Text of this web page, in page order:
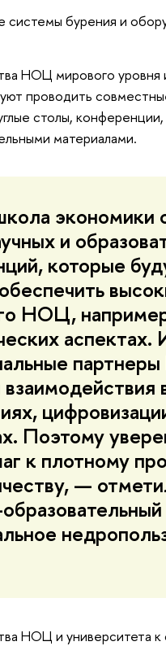
системы бурения и
НОЦ мирового уровня
проводить
столы,
материалами.
экономики
и
которые
НОЦ,
Поэтому
к плотному
—
НОЦ и университета